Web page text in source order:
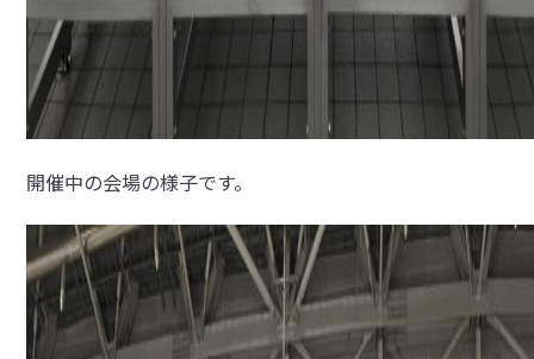
開催中の会場の様子です。